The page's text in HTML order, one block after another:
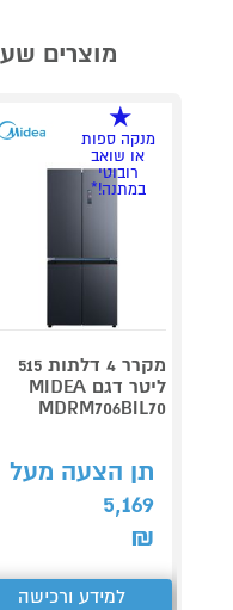
מוצרים
מנקה ספות
או שואב
רובוטי
במתנה!*
מקרר 4 דלתות 515
ליטר דגם MIDEA
MDRM706BIL70
תן הצעה מעל
5,169
₪
למידע ורכישה